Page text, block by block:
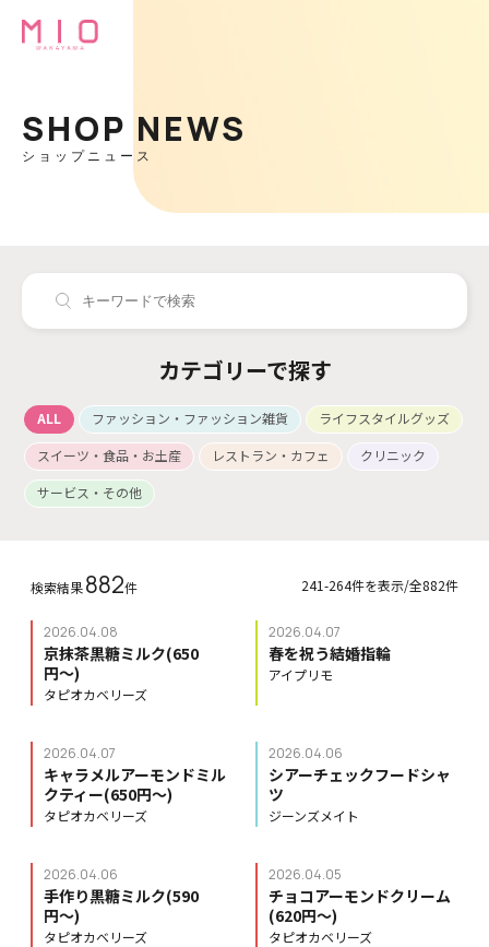
SHOP NEWS
ショップニュース
カテゴリーで探す
ALL ファッション・ファッション雑貨
ライフスタイルグッズ
スイーツ・食品・お土産
レストラン・カフェ
クリニック
サービス・その他
検索結果882件 241-264件を表示/全882件
2026.04.08
京抹茶黒糖ミルク(650
円〜)
タピオカベリーズ
2026.04.07
春を祝う結婚指輪
アイプリモ
2026.04.07
キャラメルアーモンドミル
クティー(650円〜)
タピオカベリーズ
2026.04.06
シアーチェックフードシャ
ツ
ジーンズメイト
2026.04.06
手作り黒糖ミルク(590
円〜)
タピオカベリーズ
2026.04.05
チョコアーモンドクリーム
(620円〜)
タピオカベリーズ